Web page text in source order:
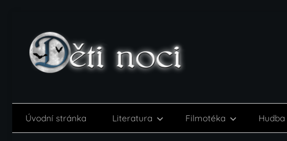
obsahu
noci
Úvodní stránka Literatura Filmotéka Hudba